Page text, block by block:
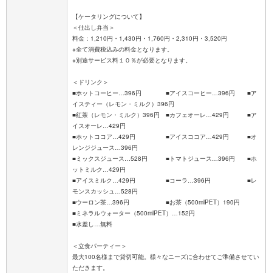
【ケータリングについて】
＜仕出し弁当＞
料金：1,210円・1,430円・1,760円・2,310円・3,520円
※全て消費税込みの料金となります。
※別途サービス料１０％が必要となります。
＜ドリンク＞
■ホットコーヒー…396円 ■アイスコーヒー…396円 ■ア
イスティー（レモン・ミルク）396円
■紅茶（レモン・ミルク）396円 ■カフェオーレ…429円 ■ア
イスオーレ…429円
■ホットココア…429円 ■アイスココア…429円 ■オ
レンジジュース…396円
■ミックスジュース…528円 ■トマトジュース…396円 ■ホ
ットミルク…429円
■アイスミルク…429円 ■コーラ…396円 ■レ
モンスカッシュ…528円
■ウーロン茶…396円 ■お茶（500mlPET）190円
■ミネラルウォーター（500mlPET）…152円
■水差し…無料
＜立食パーティー＞
最大100名様まで貸切可能。様々なニーズに合わせてご準備させてい
ただきます。